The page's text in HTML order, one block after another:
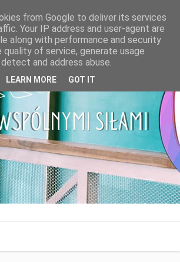
from Google to deliver its services
Your IP address and user-agent are
along with performance and security
of service, generate usage
and address abuse.
LEARN MORE GOT IT